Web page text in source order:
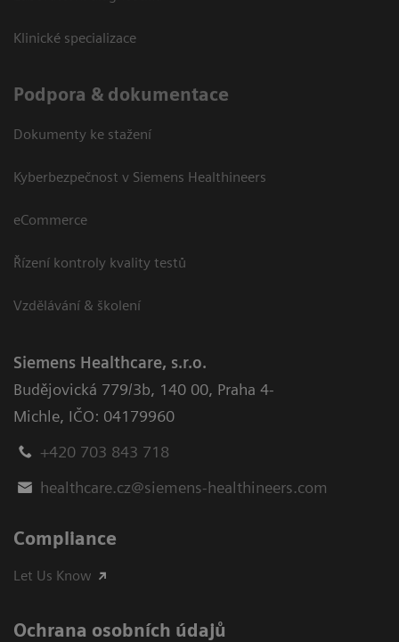
Klinické specializace
Podpora & dokumentace
Dokumenty ke stažení
Kyberbezpečnost v Siemens Healthineers
eCommerce
Řízení kontroly kvality testů
Vzdělávání & školení
Siemens Healthcare, s.r.o.
Budějovická 779/3b, 140 00, Praha 4-
Michle, IČO: 04179960
+420 703 843 718
healthcare.cz@siemens-healthineers.com
Compliance
Let Us Know
Ochrana osobních údajů